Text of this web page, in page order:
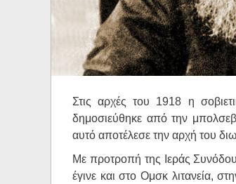
Στις αρχές του 1918 η
δημοσιεύθηκε από την
αυτό αποτέλεσε την αρχή του
Με προτροπή της Ιεράς
έγινε και στο Ομσκ λιτανεία,